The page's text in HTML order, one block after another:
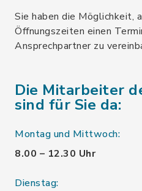
Sie haben die Möglichkeit,
Öffnungszeiten einen
Ansprechpartner zu
Die Mitarbeiter
sind für Sie da:
Montag und Mittwoch:
8.00 – 12.30 Uhr
Dienstag: